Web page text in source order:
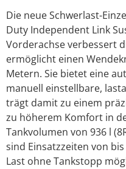
Die neue Schwerlast-
Duty Independent Link
Vorderachse verbessert
ermöglicht einen
Metern. Sie bietet eine
manuell einstellbare,
trägt damit zu einem
zu höherem Komfort in
Tankvolumen von 936 l
sind Einsatzzeiten von
Last ohne Tankstopp